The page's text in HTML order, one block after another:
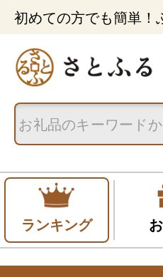
初めての方でも簡単！
ランキング